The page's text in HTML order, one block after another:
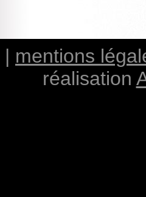
| mentions
réalisation